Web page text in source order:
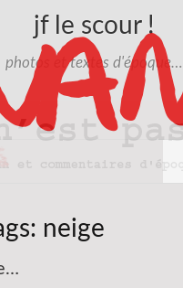
jf le scour !
photos et textes d'époque…
neige